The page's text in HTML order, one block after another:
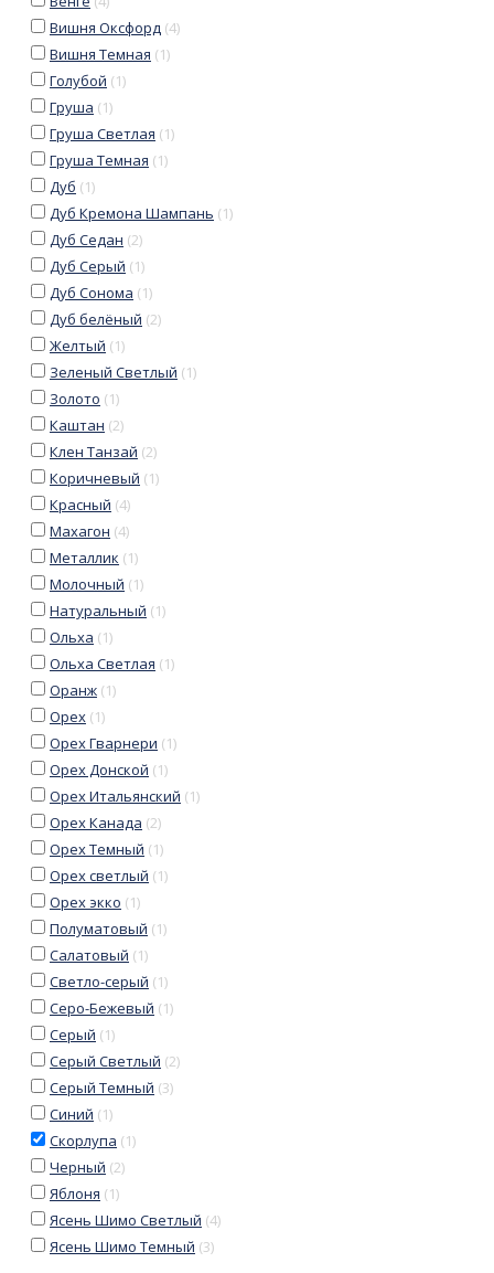
Вишня Оксфорд (4)
Вишня Темная (1)
Голубой (1)
Груша (1)
Груша Светлая (1)
Груша Темная (1)
Дуб (1)
Дуб Кремона Шампань (1)
Дуб Седан (2)
Дуб Серый (1)
Дуб Сонома (1)
Дуб белёный (2)
Желтый (1)
Зеленый Светлый (1)
Золото (1)
Каштан (2)
Клен Танзай (2)
Коричневый (1)
Красный (4)
Махагон (4)
Металлик (1)
Молочный (1)
Натуральный (1)
Ольха (1)
Ольха Светлая (1)
Оранж (1)
Орех (1)
Орех Гварнери (1)
Орех Донской (1)
Орех Итальянский (1)
Орех Канада (2)
Орех Темный (1)
Орех светлый (1)
Орех экко (1)
Полуматовый (1)
Салатовый (1)
Светло-серый (1)
Серо-Бежевый (1)
Серый (1)
Серый Светлый (2)
Серый Темный (3)
Синий (1)
Скорлупа (1)
Черный (2)
Яблоня (1)
Ясень Шимо Светлый (4)
Ясень Шимо Темный (3)